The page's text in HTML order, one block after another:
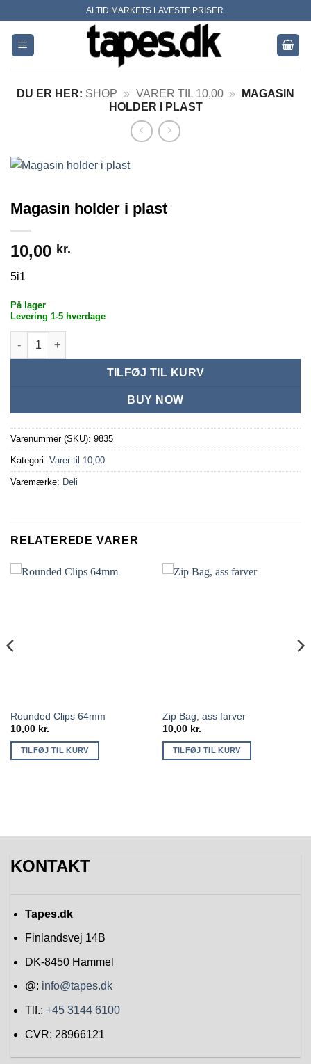
content
ALTID MARKETS LAVESTE PRISER.
DU ER HER: SHOP » VARER TIL 10,00 »
MAGASIN
HOLDER I PLAST
Magasin holder i plast
10,00 kr.
5i1
På lager
Levering 1-5 hverdage
Magasin holder i plast antal
TILFØJ TIL KURV
BUY NOW
Varenummer (SKU): 9835
Kategori: Varer til 10,00
Varemærke: Deli
RELATEREDE VARER
Rounded Clips 64mm
10,00 kr.
TILFØJ TIL KURV
Zip Bag, ass farver
10,00 kr.
TILFØJ TIL KURV
KONTAKT
Tapes.dk
Finlandsvej 14B
DK-8450 Hammel
@: info@tapes.dk
Tlf.: +45 3144 6100
CVR: 28966121